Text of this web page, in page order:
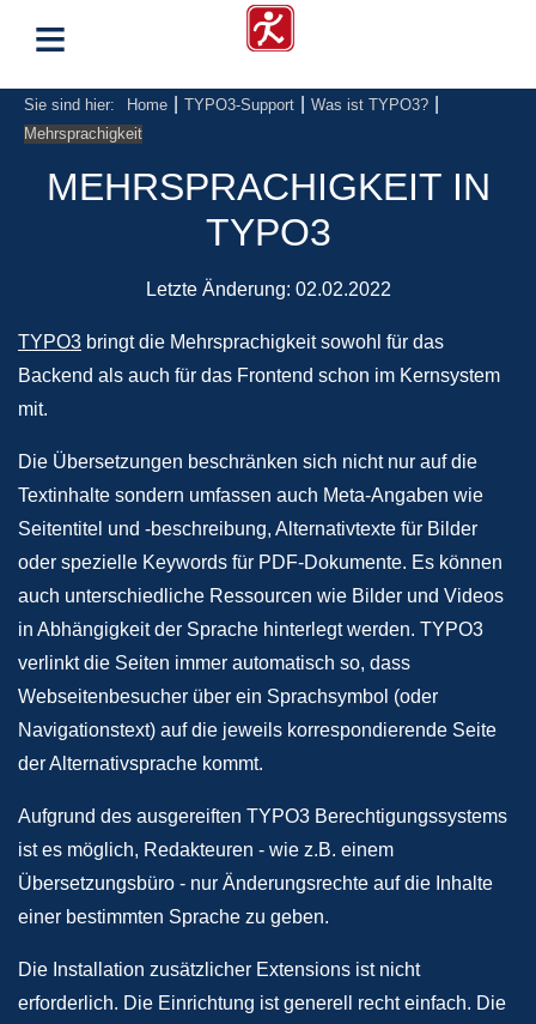
≡
Sie sind hier: Home TYPO3-Support Was ist TYPO3?
Mehrsprachigkeit
MEHRSPRACHIGKEIT IN
TYPO3
Letzte Änderung: 02.02.2022
TYPO3 bringt die Mehrsprachigkeit sowohl für das
Backend als auch für das Frontend schon im Kernsystem
mit.
Die Übersetzungen beschränken sich nicht nur auf die
Textinhalte sondern umfassen auch Meta-Angaben wie
Seitentitel und -beschreibung, Alternativtexte für Bilder
oder spezielle Keywords für PDF-Dokumente. Es können
auch unterschiedliche Ressourcen wie Bilder und Videos
in Abhängigkeit der Sprache hinterlegt werden. TYPO3
verlinkt die Seiten immer automatisch so, dass
Webseitenbesucher über ein Sprachsymbol (oder
Navigationstext) auf die jeweils korrespondierende Seite
der Alternativsprache kommt.
Aufgrund des ausgereiften TYPO3 Berechtigungssystems
ist es möglich, Redakteuren - wie z.B. einem
Übersetzungsbüro - nur Änderungsrechte auf die Inhalte
einer bestimmten Sprache zu geben.
Die Installation zusätzlicher Extensions ist nicht
erforderlich. Die Einrichtung ist generell recht einfach. Die